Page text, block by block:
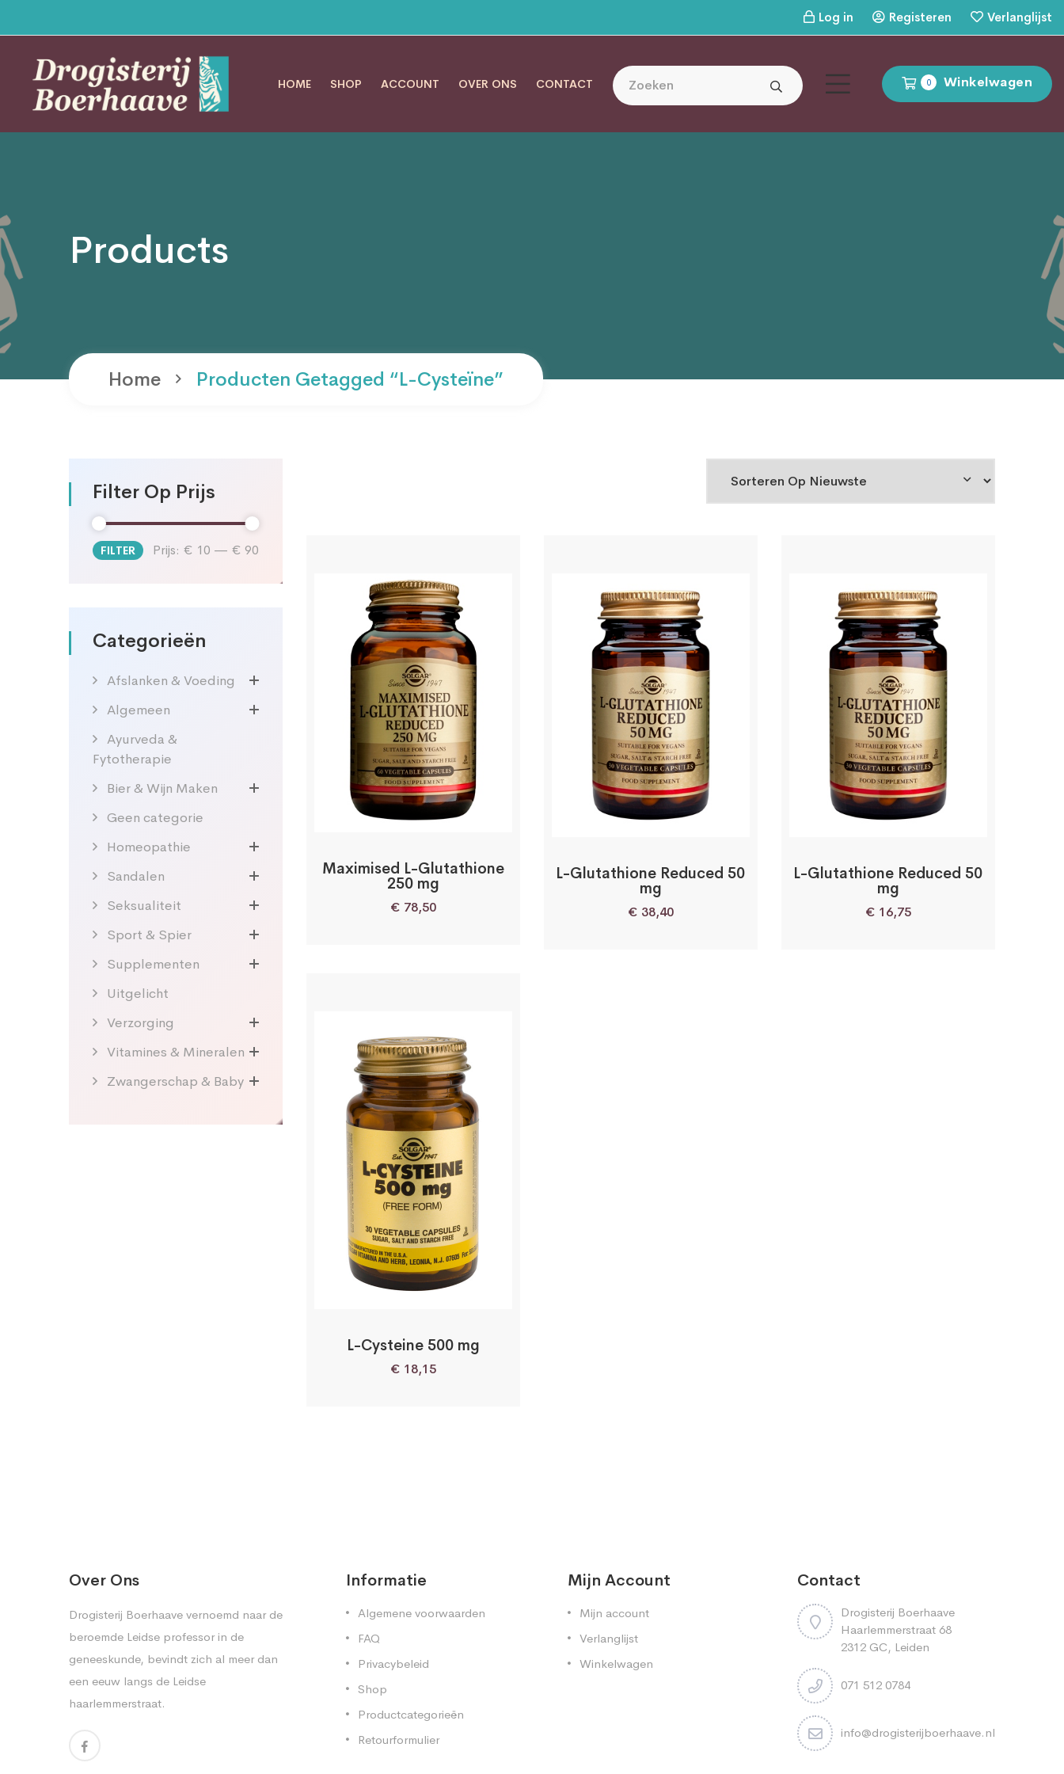
Log in Registeren Verlanglijst
0 Winkelwagen
HOME SHOP ACCOUNT OVER ONS CONTACT
Products
Home Producten Getagged “L-Cysteïne”
Filter Op Prijs
Min.
Max.
FILTER Prijs: € 10 — € 90
Categorieën
Afslanken & Voeding
Algemeen
Ayurveda &
Fytotherapie
Bier & Wijn Maken
Geen categorie
Homeopathie
Sandalen
Seksualiteit
Sport & Spier
Supplementen
Uitgelicht
Verzorging
Vitamines & Mineralen
Zwangerschap & Baby
Maximised L-Glutathione
250 mg
€ 78,50
L-Glutathione Reduced 50
mg
€ 38,40
L-Glutathione Reduced 50
mg
€ 16,75
L-Cysteine 500 mg
€ 18,15
Over Ons
Drogisterij Boerhaave vernoemd naar de
beroemde Leidse professor in de
geneeskunde, bevindt zich al meer dan
een eeuw langs de Leidse
haarlemmerstraat.
Informatie
Algemene voorwaarden
FAQ
Privacybeleid
Shop
Productcategorieën
Retourformulier
Mijn Account
Mijn account
Verlanglijst
Winkelwagen
Contact
Drogisterij Boerhaave
Haarlemmerstraat 68
2312 GC, Leiden
071 512 0784
info@drogisterijboerhaave.nl